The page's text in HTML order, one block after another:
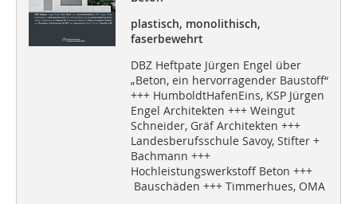
plastisch, monolithisch,
faserbewehrt
DBZ Heftpate Jürgen Engel über
„Beton, ein hervorragender Baustoff“
+++ HumboldtHafenEins, KSP Jürgen
Engel Architekten +++ Weingut
Schneider, Gräf Architekten +++
Landesberufsschule Savoy, Stifter +
Bachmann +++
Hochleistungswerkstoff Beton +++
Bauschäden +++ Timmerhues, OMA